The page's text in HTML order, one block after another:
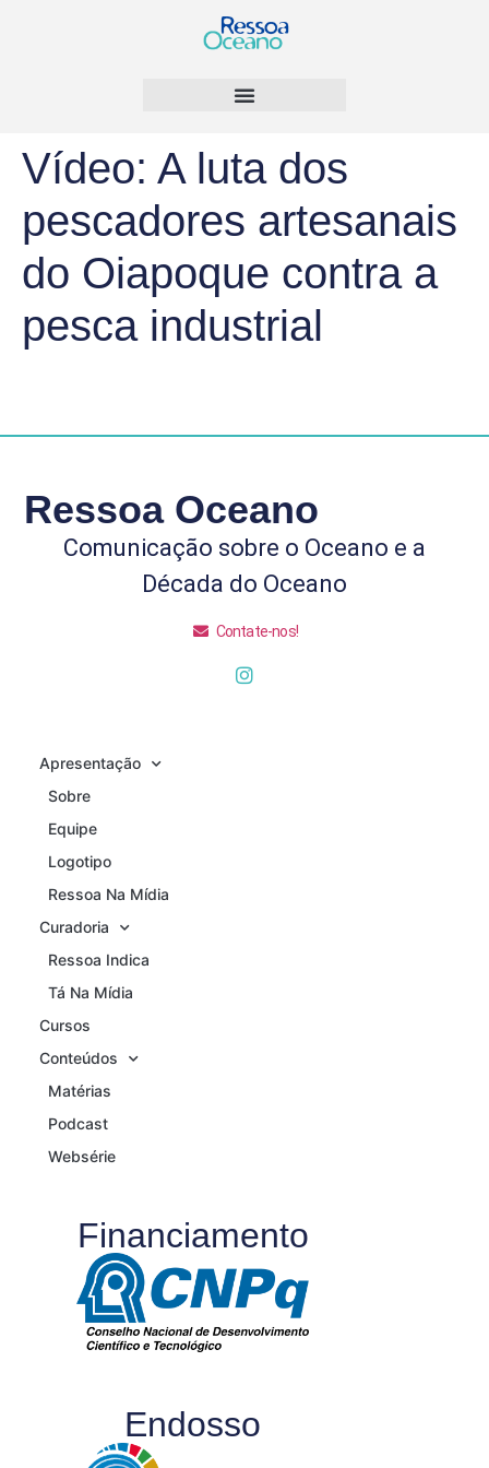
Vídeo: A luta dos
pescadores artesanais
do Oiapoque contra a
pesca industrial
Ressoa Oceano
Comunicação sobre o Oceano e a
Década do Oceano
Contate-nos!
Apresentação
Sobre
Equipe
Logotipo
Ressoa Na Mídia
Curadoria
Ressoa Indica
Tá Na Mídia
Cursos
Conteúdos
Matérias
Podcast
Websérie
Financiamento
Endosso